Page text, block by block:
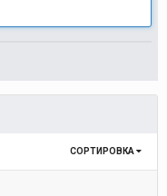
СОРТИРОВКА